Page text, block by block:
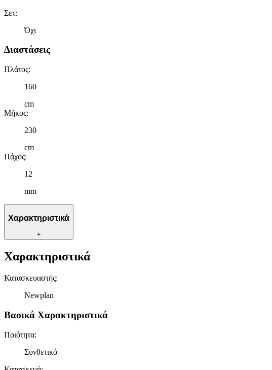
Σετ:
Όχι
Διαστάσεις
Πλάτος:
160
cm
Μήκος:
230
cm
Πάχος:
12
mm
Χαρακτηριστικά
+
Χαρακτηριστικά
Κατασκευαστής:
Newplan
Βασικά Χαρακτηριστικά
Ποιότητα:
Συνθετικό